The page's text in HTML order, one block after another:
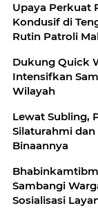
Upaya Perkuat
Kondusif di
Rutin Patroli
Dukung Quick
Intensifkan
Wilayah
Lewat Subling,
Silaturahmi
Binaannya
Sambangi
Sosialisasi